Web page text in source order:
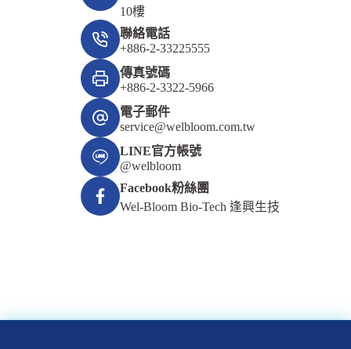
10樓
聯絡電話
+886-2-33225555
傳真號碼
+886-2-3322-5966
電子郵件
service@welbloom.com.tw
LINE官方帳號
@welbloom
Facebook粉絲團
Wel-Bloom Bio-Tech 逢興生技